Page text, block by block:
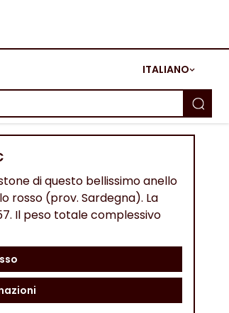
ITALIANO
di questo bellissimo anello
rosso (prov. Sardegna). La
Il peso totale complessivo